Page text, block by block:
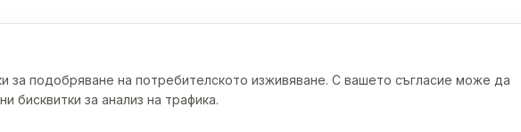
за подобряване на потребителското изживяване. С вашето съгласие може да
бисквитки за анализ на трафика.